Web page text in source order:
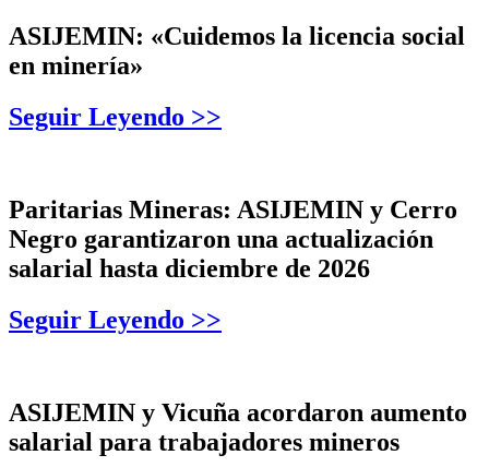
ASIJEMIN: «Cuidemos la licencia social
en minería»
Seguir Leyendo >>
Paritarias Mineras: ASIJEMIN y Cerro
Negro garantizaron una actualización
salarial hasta diciembre de 2026
Seguir Leyendo >>
ASIJEMIN y Vicuña acordaron aumento
salarial para trabajadores mineros